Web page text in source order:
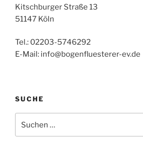
Kitschburger Straße 13
51147 Köln
Tel.: 02203-5746292
E-Mail: info@bogenfluesterer-ev.de
SUCHE
nach: